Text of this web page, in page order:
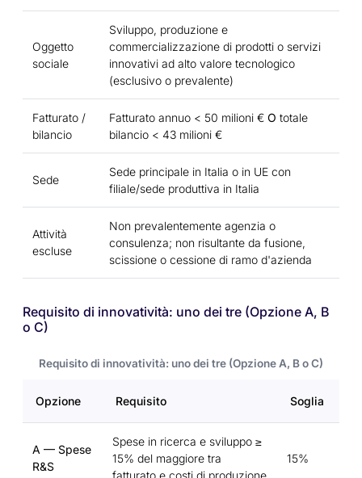
Oggetto
sociale
Sviluppo, produzione e
commercializzazione di prodotti o servizi
innovativi ad alto valore tecnologico
(esclusivo o prevalente)
Fatturato /
bilancio
Fatturato annuo < 50 milioni € O totale
bilancio < 43 milioni €
Sede
Sede principale in Italia o in UE con
filiale/sede produttiva in Italia
Attività
escluse
Non prevalentemente agenzia o
consulenza; non risultante da fusione,
scissione o cessione di ramo d'azienda
Requisito di innovatività: uno dei tre (Opzione A, B
o C)
Requisito di innovatività: uno dei tre (Opzione A, B o C)
Opzione Requisito Soglia
A — Spese
R&S
Spese in ricerca e sviluppo ≥
15% del maggiore tra
fatturato e costi di produzione
15%